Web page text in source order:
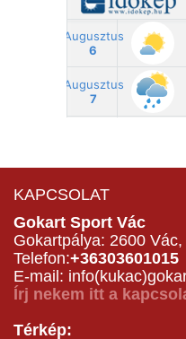
KAPCSOLAT
Gokart Sport Vác
Gokartpálya: 2600
Telefon:+36303601015
E-mail:
Írj nekem itt a
Térkép: